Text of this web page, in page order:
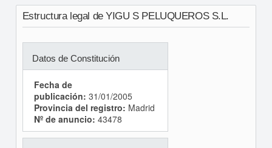
Estructura legal de YIGU S PELUQUEROS S.L.
Datos de Constitución
Fecha de
publicación: 31/01/2005
Provincia del registro: Madrid
Nº de anuncio: 43478